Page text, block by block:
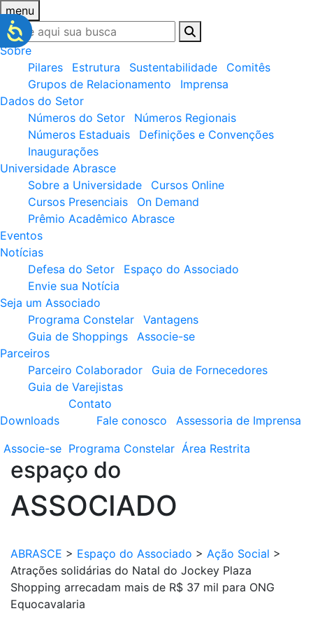
menu
Sobre
Pilares
Estrutura Sustentabilidade
Comitês
Grupos de Relacionamento
Imprensa
Dados do Setor
Números do Setor
Números Regionais
Números Estaduais
Definições e Convenções
Inaugurações
Universidade Abrasce
Sobre a Universidade
Cursos Online
Cursos Presenciais
On Demand
Prêmio Acadêmico Abrasce
Eventos
Notícias
Defesa do Setor
Espaço do Associado
Envie sua Notícia
Seja um Associado
Programa Constelar
Vantagens
Guia de Shoppings
Associe-se
Parceiros
Parceiro Colaborador
Guia de Fornecedores
Guia de Varejistas
Downloads
Contato
Fale conosco
Assessoria de Imprensa
Associe-se Programa Constelar Área Restrita
espaço do
ASSOCIADO
ABRASCE > Espaço do Associado > Ação Social >
Atrações solidárias do Natal do Jockey Plaza
Shopping arrecadam mais de R$ 37 mil para ONG
Equocavalaria